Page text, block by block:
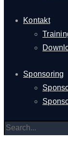
Kontakt
Sponsoring